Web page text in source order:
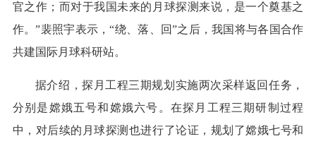
官之作；而对于我国未来的月球探测来说，是一个奠基之
作。”裴照宇表示，“绕、落、回”之后，我国将与各国合作
共建国际月球科研站。
据介绍，探月工程三期规划实施两次采样返回任务，
分别是嫦娥五号和嫦娥六号。在探月工程三期研制过程
中，对后续的月球探测也进行了论证，规划了嫦娥七号和